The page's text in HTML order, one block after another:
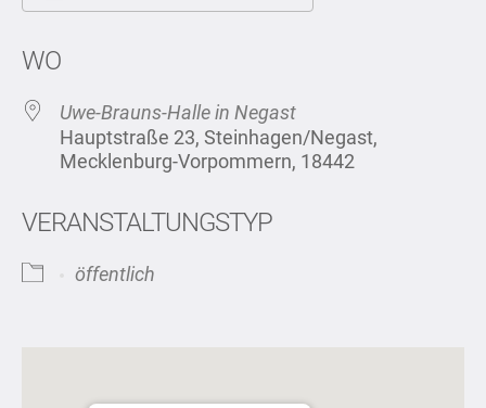
WO
Uwe-Brauns-Halle in Negast
Hauptstraße 23, Steinhagen/Negast,
Mecklenburg-Vorpommern, 18442
VERANSTALTUNGSTYP
öffentlich